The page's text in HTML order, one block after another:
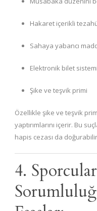
Hakaret içerikli
Sahaya yabancı
Elektronik bilet
Şike ve teşvik primi
Özellikle şike ve teşvik
yaptırımlarını içerir. Bu
hapis cezası da
4.